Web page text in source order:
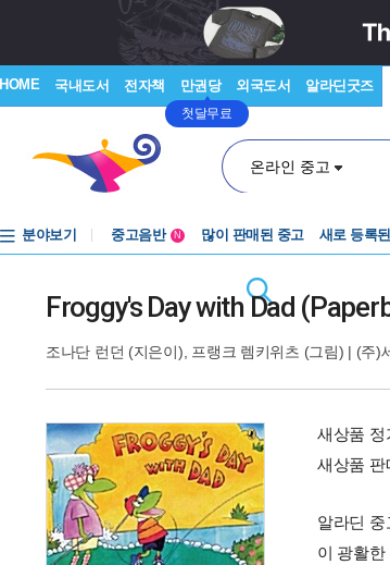
HOME 국내도서 전자책 만권당
첫달무료
외국도서 알라딘굿즈
온라인 중고
분야보기
중고음반
N 많이 판매된 중고 새로 등록
Froggy's Day with Dad
조나단 런던 (지은이), 프랭크 렘키위츠 (그림) | (주)
새상품 정
새상품 판
알라딘 중
이 광활한